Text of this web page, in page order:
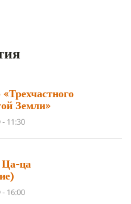
ДУЧЕН(5)
САМ СЕБЕ ПСИХОЛОГ
(4)
Земли»
- 11:30
Ца-ца
- 16:00